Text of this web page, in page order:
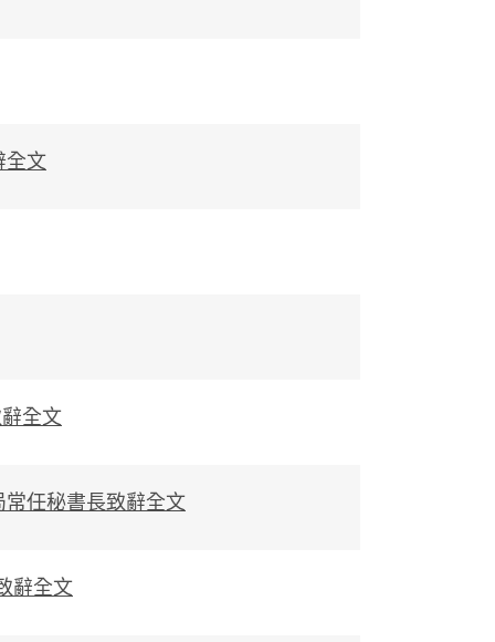
全文
全文
任秘書長致辭全文
辭全文